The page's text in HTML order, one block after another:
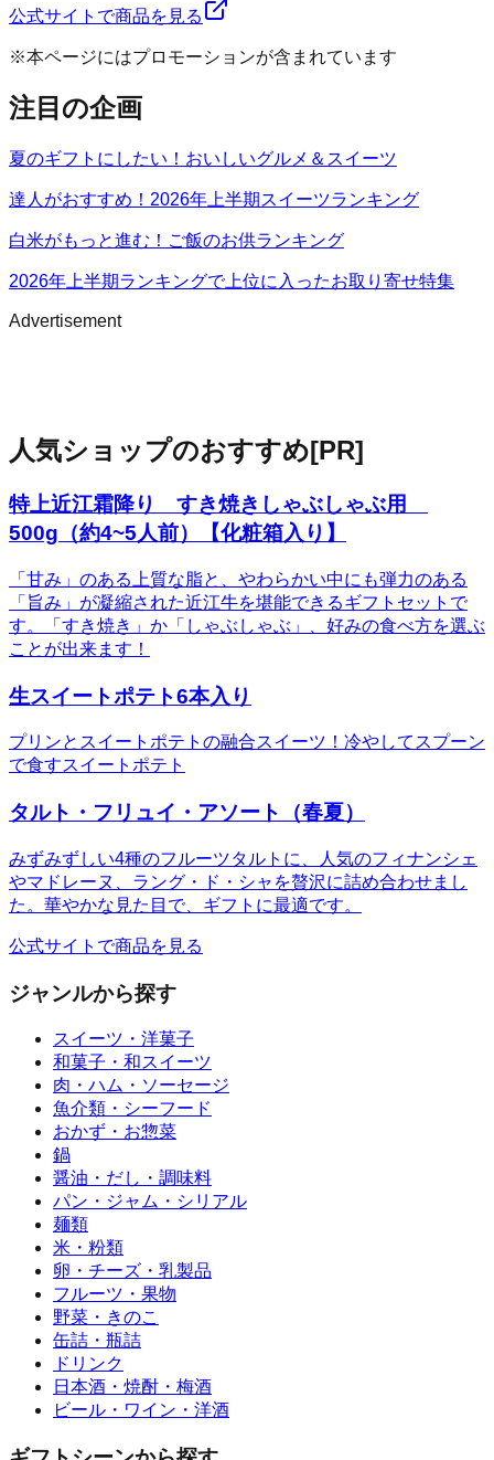
公式サイトで商品を見る
※本ページにはプロモーションが含まれています
注目の企画
夏のギフトにしたい！おいしいグルメ＆スイーツ
達人がおすすめ！2026年上半期スイーツランキング
白米がもっと進む！ご飯のお供ランキング
2026年上半期ランキングで上位に入ったお取り寄せ特集
Advertisement
人気ショップのおすすめ[PR]
特上近江霜降り すき焼きしゃぶしゃぶ用
500g（約4~5人前）【化粧箱入り】
「甘み」のある上質な脂と、やわらかい中にも弾力のある
「旨み」が凝縮された近江牛を堪能できるギフトセットで
す。「すき焼き」か「しゃぶしゃぶ」、好みの食べ方を選ぶ
ことが出来ます！
生スイートポテト6本入り
プリンとスイートポテトの融合スイーツ！冷やしてスプーン
で食すスイートポテト
タルト・フリュイ・アソート（春夏）
みずみずしい4種のフルーツタルトに、人気のフィナンシェ
やマドレーヌ、ラング・ド・シャを贅沢に詰め合わせまし
た。華やかな見た目で、ギフトに最適です。
公式サイトで商品を見る
ジャンルから探す
スイーツ・洋菓子
和菓子・和スイーツ
肉・ハム・ソーセージ
魚介類・シーフード
おかず・お惣菜
鍋
醤油・だし・調味料
パン・ジャム・シリアル
麺類
米・粉類
卵・チーズ・乳製品
フルーツ・果物
野菜・きのこ
缶詰・瓶詰
ドリンク
日本酒・焼酎・梅酒
ビール・ワイン・洋酒